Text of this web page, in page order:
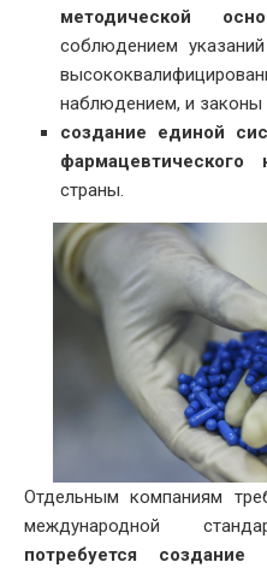
методической
соблюдением
наблюдением, и законы
создание единой
фармацевтического
страны.
Отдельным компаниям
международной
потребуется